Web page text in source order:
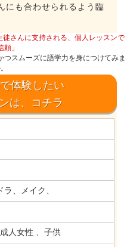
にも合わせられるよう臨
徒さんに支持される、個人レッスンで
」
スムーズに語学力を身につけてみま
体験したい
は、コチラ
、メイク、
人女性 、子供